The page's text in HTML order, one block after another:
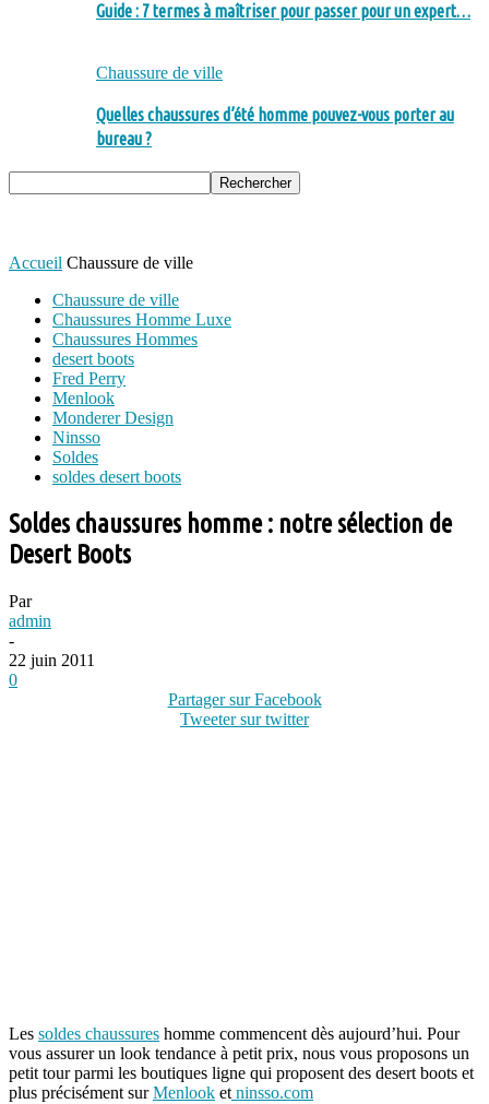
Guide : 7 termes à maîtriser pour passer pour un expert…
Chaussure de ville
Quelles chaussures d’été homme pouvez-vous porter au
bureau ?
Accueil Chaussure de ville
Chaussure de ville
Chaussures Homme Luxe
Chaussures Hommes
desert boots
Fred Perry
Menlook
Monderer Design
Ninsso
Soldes
soldes desert boots
Soldes chaussures homme : notre sélection de
Desert Boots
Par
admin
-
22 juin 2011
0
Partager sur Facebook
Tweeter sur twitter
Les soldes chaussures homme commencent dès aujourd’hui. Pour
vous assurer un look tendance à petit prix, nous vous proposons un
petit tour parmi les boutiques ligne qui proposent des desert boots et
plus précisément surMenlook et ninsso.com